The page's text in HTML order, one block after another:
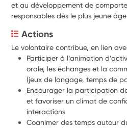
et au développement de
responsables dès le plus jeune âge
Actions
Le volontaire contribue, en lien
Participer à l’animation
orale, les échanges et la
Encourager la participation
et favoriser un climat de
Coanimer des temps autour